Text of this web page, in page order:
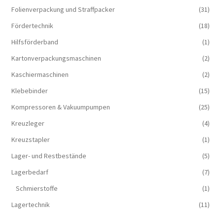
Folienverpackung und Straffpacker
(31)
Fördertechnik
(18)
Hilfsförderband
(1)
Kartonverpackungsmaschinen
(2)
Kaschiermaschinen
(2)
Klebebinder
(15)
Kompressoren & Vakuum­pumpen
(25)
Kreuzleger
(4)
Kreuzstapler
(1)
Lager- und Restbestände
(5)
Lagerbedarf
(7)
Schmierstoffe
(1)
Lagertechnik
(11)